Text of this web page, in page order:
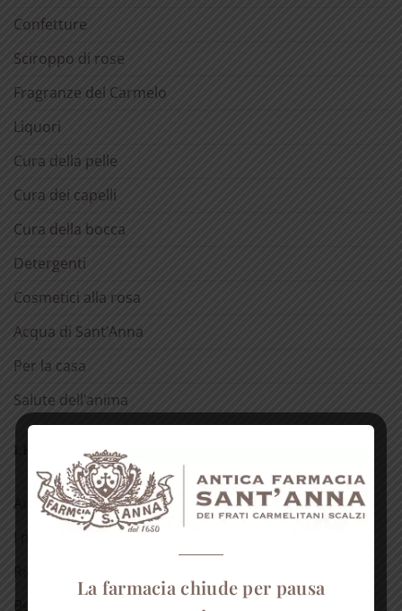
Confetture
Sciroppo di rose
Fragranze del Carmelo
Liquori
Cura della pelle
Cura dei capelli
Cura della bocca
Detergenti
Cosmetici alla rosa
Acqua di Sant’Anna
Per la casa
Salute dell’anima
LE NOSTRE RUBRICHE
Antica spezieria
I nostri consigli
Ricette
La farmacia chiude per pausa